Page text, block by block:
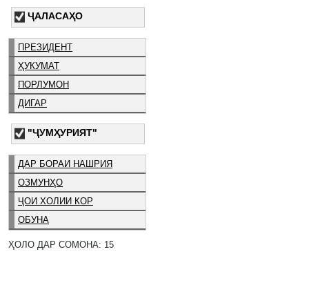
ҶАЛАСАҲО
ПРЕЗИДЕНТ
ҲУКУМАТ
ПОРЛУМОН
ДИГАР
"ҶУМҲУРИЯТ"
ДАР БОРАИ НАШРИЯ
ОЗМУНҲО
ҶОИ ХОЛИИ КОР
ОБУНА
ҲОЛО ДАР СОМОНА: 15